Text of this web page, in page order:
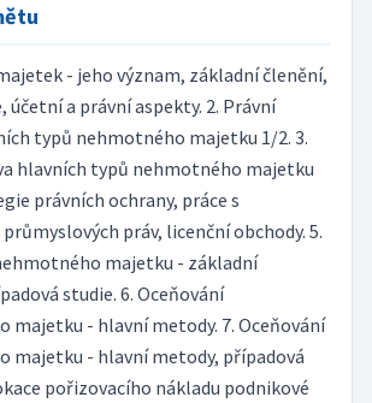
- jeho význam, základní členění,
účetní a právní aspekty. 2. Právní
typů nehmotného majetku 1/2. 3.
hlavních typů nehmotného majetku
právních ochrany, práce s
práv, licenční obchody. 5.
majetku - základní
studie. 6. Oceňování
majetku - hlavní metody. 7. Oceňování
majetku - hlavní metody, případová
pořizovacího nákladu podnikové